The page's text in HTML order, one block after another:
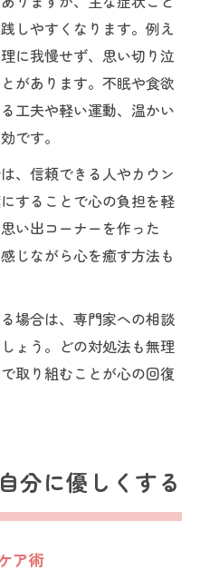
しやすくなります。例え
に我慢せず、思い切り泣
があります。不眠や食欲
工夫や軽い運動、温かい
です。
、信頼できる人やカウン
することで心の負担を軽
い出コーナーを作った
じながら心を癒す方法も
場合は、専門家への相談
ょう。どの対処法も無理
取り組むことが心の回復
分に優しくする
ア術